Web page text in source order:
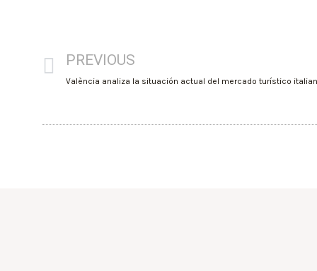
PREVIOUS
València analiza la situación actual del mercado turístico